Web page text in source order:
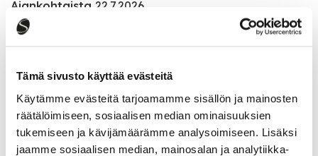
Tämä sivusto käyttää evästeitä
Käytämme evästeitä tarjoamamme sisällön ja mainosten
räätälöimiseen, sosiaalisen median ominaisuuksien
tukemiseen ja kävijämäärämme analysoimiseen. Lisäksi
jaamme sosiaalisen median, mainosalan ja analytiikka-
Ajankohtaista 22.7.2026
Veteraanipuiston saneeraus on saatu
valmiiksi ja puistoalue on jälleen
avoinna
Ajankohtaista 22.7.2026